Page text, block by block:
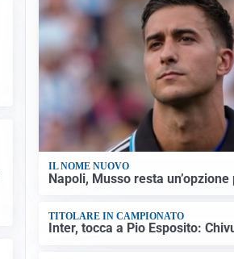
IL NOME NUOVO
Napoli, Musso resta
TITOLARE IN CAMPIONATO
Inter, tocca a Pio Esposito: